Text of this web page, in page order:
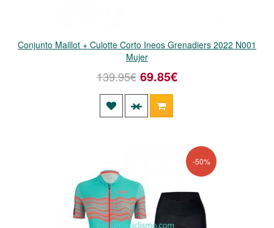
Conjunto Maillot + Culotte Corto Ineos Grenadiers 2022 N001
Mujer
139.95€ 69.85€
-50%